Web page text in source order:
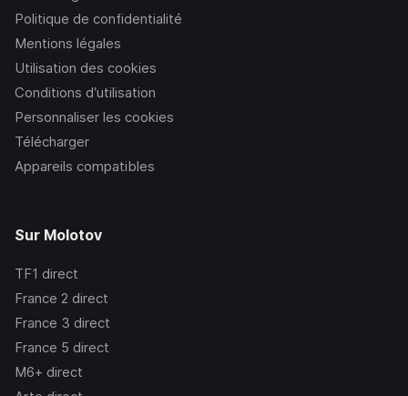
Politique de confidentialité
Mentions légales
Utilisation des cookies
Conditions d’utilisation
Personnaliser les cookies
Télécharger
Appareils compatibles
Sur Molotov
TF1 direct
France 2 direct
France 3 direct
France 5 direct
M6+ direct